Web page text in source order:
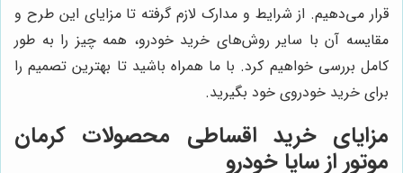
قرار می‌دهیم. از شرایط و مدارک لازم گرفته تا مزایای این طرح و
مقایسه آن با سایر روش‌های خرید خودرو، همه چیز را به طور
کامل بررسی خواهیم کرد. با ما همراه باشید تا بهترین تصمیم را
برای خرید خودروی خود بگیرید.
مزایای خرید اقساطی محصولات کرمان
موتور از سایا خودرو